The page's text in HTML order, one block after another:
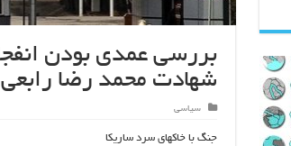
شهادت محمد رضا رابعی
سیاسی
جنگ با خاکهای سرد ساریکا